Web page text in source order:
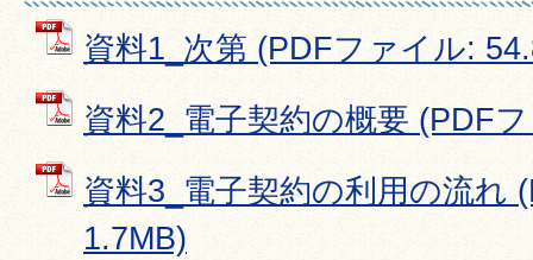
資料1_次第 (PDFファイル:
資料2_電子契約の概要 (PDF
資料3_電子契約の利用の流れ
1.7MB)